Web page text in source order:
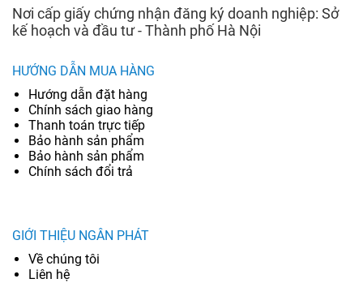
Nơi cấp giấy chứng nhận đăng ký doanh nghiệp: Sở
kế hoạch và đầu tư - Thành phố Hà Nội
HƯỚNG DẪN MUA HÀNG
Hướng dẫn đặt hàng
Chính sách giao hàng
Thanh toán trực tiếp
Bảo hành sản phẩm
Bảo hành sản phẩm
Chính sách đổi trả
GIỚI THIỆU NGÂN PHÁT
Về chúng tôi
Liên hệ